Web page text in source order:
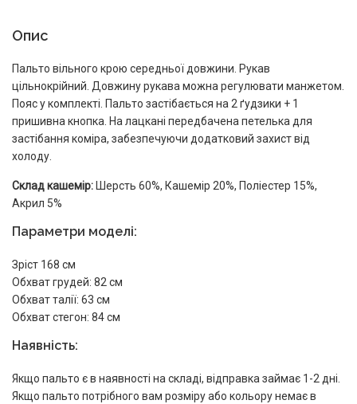
Опис
Пальто вільного крою середньої довжини. Рукав
цільнокрійний. Довжину рукава можна регулювати манжетом.
Пояс у комплекті. Пальто застібається на 2 ґудзики + 1
пришивна кнопка. На лацкані передбачена петелька для
застібання коміра, забезпечуючи додатковий захист від
холоду.
Склад кашемір: Шерсть 60%, Кашемір 20%, Поліестер 15%,
Акрил 5%
Параметри моделі:
Зріст 168 см
Обхват грудей: 82 см
Обхват талії: 63 см
Обхват стегон: 84 см
Наявність:
Якщо пальто є в наявності на складі, відправка займає 1-2 дні.
Якщо пальто потрібного вам розміру або кольору немає в